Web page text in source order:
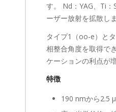
す。 Nd：YAG、Ti
ーザー放射を拡散しま
タイプ1（oo-e）と
相整合角度を取得で
ケーションの利点が
特徴
190 nmから2.5